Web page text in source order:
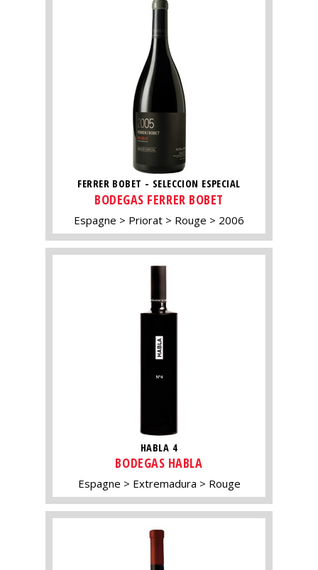
FERRER BOBET - SELECCION ESPECIAL
BODEGAS FERRER BOBET
Espagne Priorat Rouge 2006
HABLA 4
BODEGAS HABLA
Espagne Extremadura Rouge